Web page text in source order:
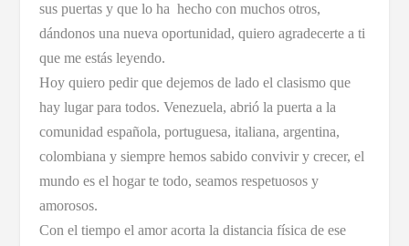
sus puertas y que lo ha hecho con muchos otros,
dándonos una nueva oportunidad, quiero agradecerte a ti
que me estás leyendo.
Hoy quiero pedir que dejemos de lado el clasismo que
hay lugar para todos. Venezuela, abrió la puerta a la
comunidad española, portuguesa, italiana, argentina,
colombiana y siempre hemos sabido convivir y crecer, el
mundo es el hogar te todo, seamos respetuosos y
amorosos.
Con el tiempo el amor acorta la distancia física de ese